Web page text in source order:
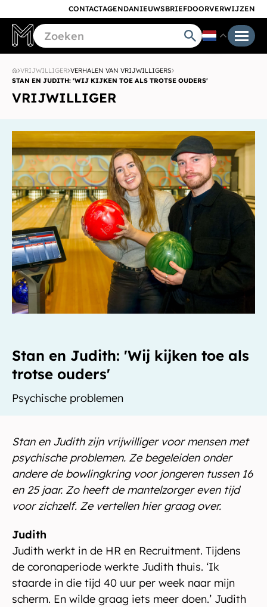
CONTACTAGENDANIEUWSBRIEFDOORVERWIJZEN
VRIJWILLIGER VERHALEN VAN VRIJWILLIGERS
STAN EN JUDITH: 'WIJ KIJKEN TOE ALS TROTSE OUDERS'
VRIJWILLIGER
Stan en Judith: 'Wij kijken toe als
trotse ouders'
Psychische problemen
Stan en Judith zijn vrijwilliger voor mensen met
psychische problemen. Ze begeleiden onder
andere de bowlingkringvoor jongeren tussen 16
en 25 jaar. Zo heeft de mantelzorger even tijd
voor zichzelf. Ze vertellen hier graag over.
Judith
Judith werkt in de HR en Recruitment. Tijdens
de coronaperiode werkte Judith thuis. ‘Ik
staarde in die tijd 40 uur per week naar mijn
scherm. En wilde graag iets meer doen.’ Judith